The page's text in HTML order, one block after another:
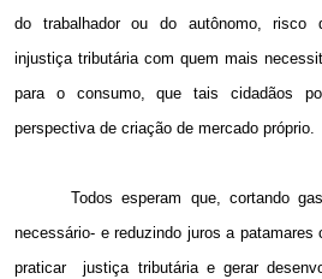
do trabalhador ou do autônomo, risco
injustiça tributária com quem mais
para o consumo, que tais cidadãos
perspectiva de criação de mercado próprio.
Todos esperam que, cortando
necessário- e reduzindo juros a
praticar
justiça tributária e gerar